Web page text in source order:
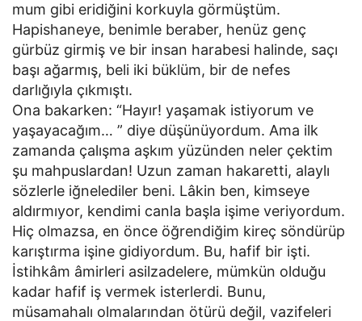
mum gibi eridiğini korkuyla görmüştüm.
Hapishaneye, benimle beraber, henüz genç
gürbüz girmiş ve bir insan harabesi halinde, saçı
başı ağarmış, beli iki büklüm, bir de nefes
darlığıyla çıkmıştı.
Ona bakarken: “Hayır! yaşamak istiyorum ve
yaşayacağım… ” diye düşünüyordum. Ama ilk
zamanda çalışma aşkım yüzünden neler çektim
şu mahpuslardan! Uzun zaman hakaretti, alaylı
sözlerle iğnelediler beni. Lâkin ben, kimseye
aldırmıyor, kendimi canla başla işime veriyordum.
Hiç olmazsa, en önce öğrendiğim kireç söndürüp
karıştırma işine gidiyordum. Bu, hafif bir işti.
İstihkâm âmirleri asilzadelere, mümkün olduğu
kadar hafif iş vermek isterlerdi. Bunu,
müsamahalı olmalarından ötürü değil, vazifeleri